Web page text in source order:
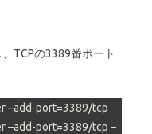
TCPの3389番ポート
–add-port=3389/tcp
–add-port=3389/tcp –